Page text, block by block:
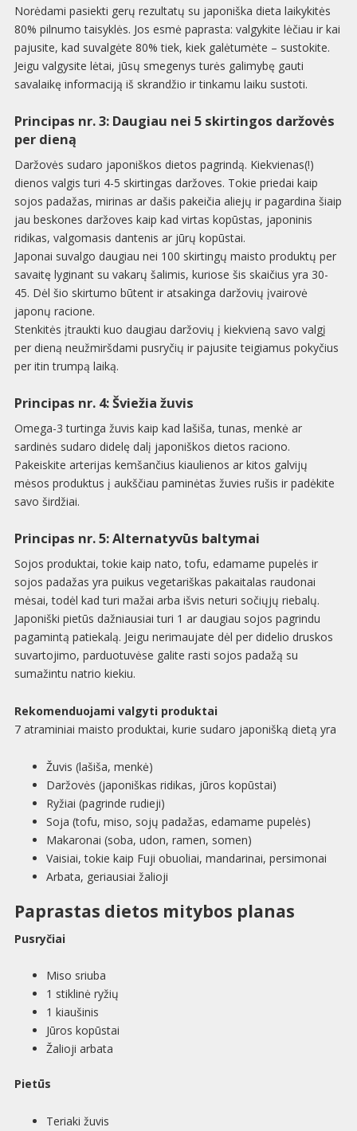
Norėdami pasiekti gerų rezultatų su japoniška dieta laikykitės
80% pilnumo taisyklės. Jos esmė paprasta: valgykite lėčiau ir kai
pajusite, kad suvalgėte 80% tiek, kiek galėtumėte – sustokite.
Jeigu valgysite lėtai, jūsų smegenys turės galimybę gauti
savalaikę informaciją iš skrandžio ir tinkamu laiku sustoti.
Principas nr. 3: Daugiau nei 5 skirtingos daržovės
per dieną
Daržovės sudaro japoniškos dietos pagrindą. Kiekvienas(!)
dienos valgis turi 4-5 skirtingas daržoves. Tokie priedai kaip
sojos padažas, mirinas ar dašis pakeičia aliejų ir pagardina šiaip
jau beskones daržoves kaip kad virtas kopūstas, japoninis
ridikas, valgomasis dantenis ar jūrų kopūstai.
Japonai suvalgo daugiau nei 100 skirtingų maisto produktų per
savaitę lyginant su vakarų šalimis, kuriose šis skaičius yra 30-
45. Dėl šio skirtumo būtent ir atsakinga daržovių įvairovė
japonų racione.
Stenkitės įtraukti kuo daugiau daržovių į kiekvieną savo valgį
per dieną neužmiršdami pusryčių ir pajusite teigiamus pokyčius
per itin trumpą laiką.
Principas nr. 4: Šviežia žuvis
Omega-3 turtinga žuvis kaip kad lašiša, tunas, menkė ar
sardinės sudaro didelę dalį japoniškos dietos raciono.
Pakeiskite arterijas kemšančius kiaulienos ar kitos galvijų
mėsos produktus į aukščiau paminėtas žuvies rušis ir padėkite
savo širdžiai.
Principas nr. 5: Alternatyvūs baltymai
Sojos produktai, tokie kaip nato, tofu, edamame pupelės ir
sojos padažas yra puikus vegetariškas pakaitalas raudonai
mėsai, todėl kad turi mažai arba išvis neturi sočiųjų riebalų.
Japoniški pietūs dažniausiai turi 1 ar daugiau sojos pagrindu
pagamintą patiekalą. Jeigu nerimaujate dėl per didelio druskos
suvartojimo, parduotuvėse galite rasti sojos padažą su
sumažintu natrio kiekiu.
Rekomenduojami valgyti produktai
7 atraminiai maisto produktai, kurie sudaro japonišką dietą yra
Žuvis (lašiša, menkė)
Daržovės (japoniškas ridikas, jūros kopūstai)
Ryžiai (pagrinde rudieji)
Soja (tofu, miso, sojų padažas, edamame pupelės)
Makaronai (soba, udon, ramen, somen)
Vaisiai, tokie kaip Fuji obuoliai, mandarinai, persimonai
Arbata, geriausiai žalioji
Paprastas dietos mitybos planas
Pusryčiai
Miso sriuba
1 stiklinė ryžių
1 kiaušinis
Jūros kopūstai
Žalioji arbata
Pietūs
Teriaki žuvis